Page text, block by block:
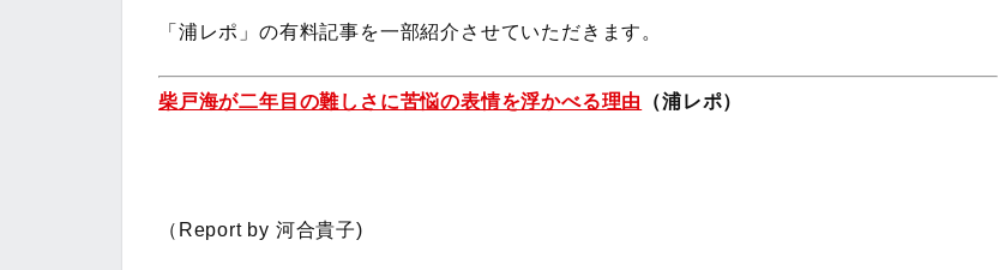
「浦レポ」の有料記事を一部紹介させていただきます。
柴戸海が二年目の難しさに苦悩の表情を浮かべる理由 （浦レポ）
（Report by 河合貴子)